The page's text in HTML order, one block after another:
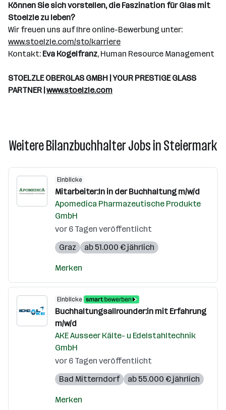
Können Sie sich vorstellen, die Faszination für Glas mit
Stoelzle zu leben?
Wir freuen uns auf Ihre online-Bewerbung unter:
www.stoelzle.com/sto/karriere
Kontakt: Eva Kogelfranz, Human Resource Management
STOELZLE OBERGLAS GMBH | YOUR PRESTIGE GLASS
PARTNER |www.stoelzle.com
Weitere Bilanzbuchhalter Jobs in Steiermark
Einblicke
Mitarbeiter:In in der Buchhaltung m/w/d
Apomedica Pharmazeutische Produkte
GmbH
vor 6 Tagen veröffentlicht
Graz
ab 51.000 € jährlich
Merken
Einblicke
Buchhaltungsallrounder:in mit Erfahrung
m/w/d
AKE Ausseer Kälte- u Edelstahltechnik
GmbH
vor 6 Tagen veröffentlicht
Bad Mitterndorf
ab 55.000 € jährlich
Merken